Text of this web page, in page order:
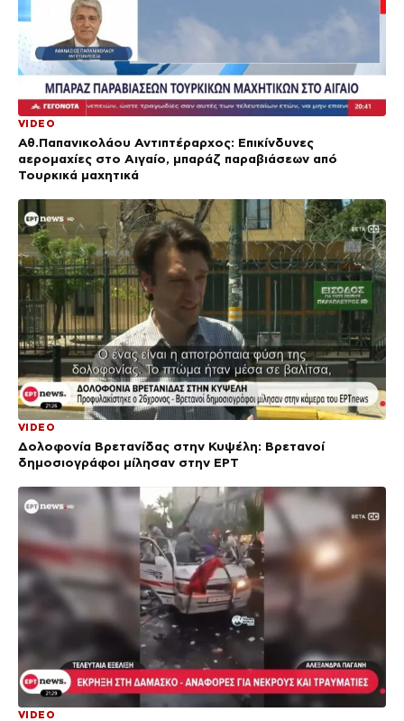
VIDEO
Αθ.Παπανικολάου Αντιπτέραρχος: Επικίνδυνες
αερομαχίες στο Αιγαίο, μπαράζ παραβιάσεων από
Τουρκικά μαχητικά
VIDEO
Δολοφονία Βρετανίδας στην Κυψέλη: Bρετανοί
δημοσιογράφοι μίλησαν στην ΕΡΤ
VIDEO